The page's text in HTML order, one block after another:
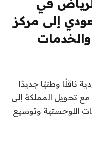
في
إلى مركز
ناقلًا وطنيًا جديدًا
مع تحويل المملكة إلى
اللوجستية وتوسيع